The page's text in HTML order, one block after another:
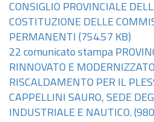
CONSIGLIO PROVINCIALE
COSTITUZIONE DELLE
PERMANENTI (754.57 KB)
22 comunicato stampa
RINNOVATO E
RISCALDAMENTO PER IL
CAPPELLINI SAURO, SEDE
INDUSTRIALE E NAUTICO.